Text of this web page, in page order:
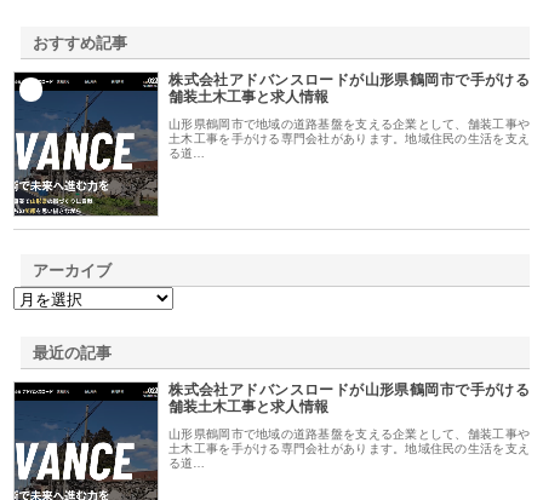
おすすめ記事
株式会社アドバンスロードが山形県鶴岡市で手がける
舗装土木工事と求人情報
山形県鶴岡市で地域の道路基盤を支える企業として、舗装工事や
土木工事を手がける専門会社があります。地域住民の生活を支え
る道…
アーカイブ
最近の記事
株式会社アドバンスロードが山形県鶴岡市で手がける
舗装土木工事と求人情報
山形県鶴岡市で地域の道路基盤を支える企業として、舗装工事や
土木工事を手がける専門会社があります。地域住民の生活を支え
る道…